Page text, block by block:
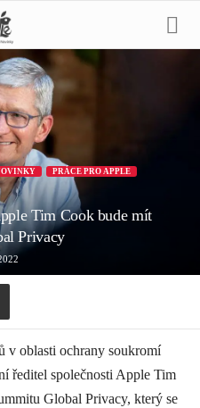
PRÁCE PRO APPLE
Tim Cook bude mít
Privacy
v oblasti ochrany soukromí
ředitel společnosti Apple Tim
Global Privacy, který se